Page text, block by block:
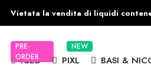
Vietata la vendita di liquidi
ICED
PRE-
ORDER
PIXL
NEW
BASI &